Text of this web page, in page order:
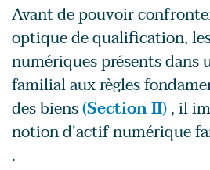
Avant de pouvoir
optique de qualification,
numériques présents dans
familial aux règles
des biens(Section II), il
notion d'actif numérique
.